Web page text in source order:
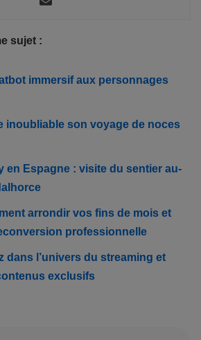
sujet :
immersif aux personnages
inoubliable son voyage de noces
en Espagne : visite du sentier au-
arrondir vos fins de mois et
professionnelle
dans l’univers du streaming et
exclusifs